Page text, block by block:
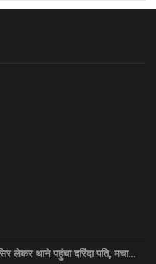
लेकर थाने पहुंचा दरिंदा पति, मचा…